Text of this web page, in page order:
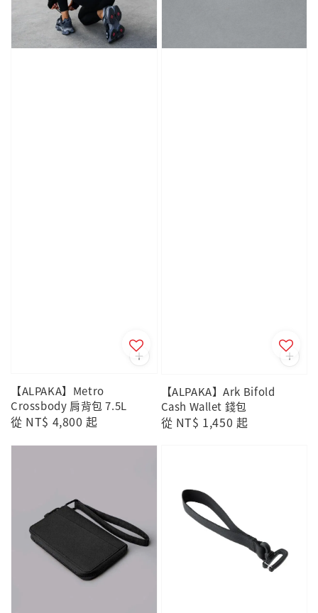
【ALPAKA】Metro
Crossbody 肩背包 7.5L
Regular
從 NT$ 4,800 起
【ALPAKA】Ark Bifold
Cash Wallet 錢包
Regular
從 NT$ 1,450 起